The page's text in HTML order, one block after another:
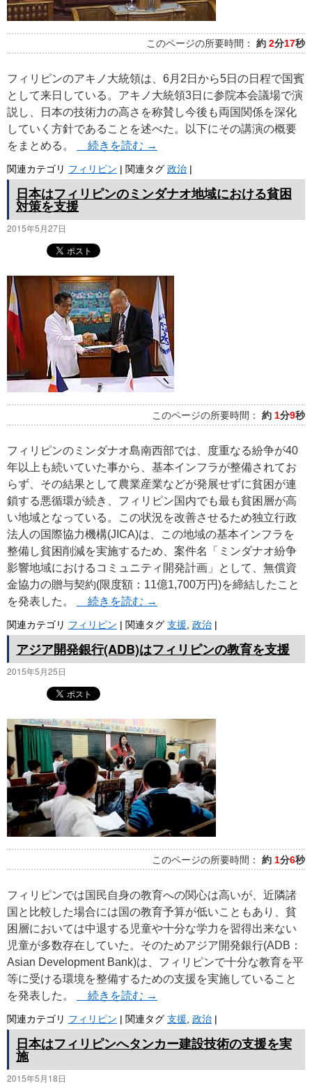
このページの所要時間： 約 2分17秒
フィリピンのアキノ大統領は、6月2日から5日の日程で国賓
として来日している。アキノ大統領3日に参院本会議場で演
説し、日本の技術力の高さを称賛し今後も両国関係を深化
していく方針であることを述べた。以下にその講演の概要
をまとめる。
続きを読む →
関連カテゴリ フィリピン | 関連タグ 政治 |
日本はフィリピンのミンダナオ地域における貧困
対策を支援
2015年5月27日
このページの所要時間： 約 1分9秒
フィリピンのミンダナオ島南西部では、度重なる紛争が40
年以上も続いていた事から、基本インフラが整備されてお
らず、その結果として農業産業などが発展せずに貧困が連
鎖する悪循環が続き、フィリピン国内でも最も貧困層が高
い地域となっている。この状況を改善させるため独立行政
法人の国際協力機構(JICA)は、この地域の基本インフラを
整備し貧困削減を実施するため、案件名「ミンダナオ紛争
影響地域におけるコミュニティ開発計画」として、無償資
金協力の贈与契約(限度額：11億1,700万円)を締結したこと
を発表した。
続きを読む →
関連カテゴリ フィリピン | 関連タグ 支援, 政治 |
アジア開発銀行(ADB)はフィリピンの教育を支援
2015年5月25日
このページの所要時間： 約 1分6秒
フィリピンでは国民自身の教育への関心は高いが、近隣諸
国と比較した場合には国の教育予算が低いこともあり、貧
困層においては中退する児童や十分な学力を習得出来ない
児童が多数存在していた。そのためアジア開発銀行(ADB：
Asian Development Bank)は、フィリピンで十分な教育を平
等に受ける環境を整備するための支援を実施していること
を発表した。
続きを読む →
関連カテゴリ フィリピン | 関連タグ 支援 政治 |
日本はフィリピンへタンカー建設技術の支援を実
施
2015年5月18日